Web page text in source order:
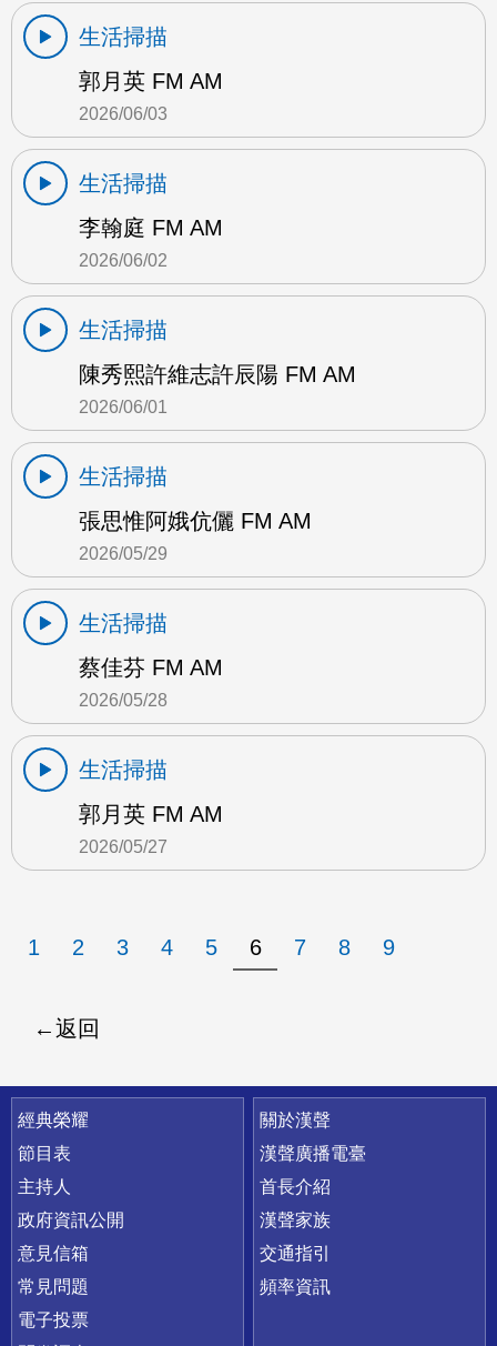
生活掃描
郭月英 FM AM
2026/06/03
生活掃描
李翰庭 FM AM
2026/06/02
生活掃描
陳秀熙許維志許辰陽 FM AM
2026/06/01
生活掃描
張思惟阿娥伉儷 FM AM
2026/05/29
生活掃描
蔡佳芬 FM AM
2026/05/28
生活掃描
郭月英 FM AM
2026/05/27
1 2 3 4 5 6 7 8 9
返回
快速連結
經典榮耀
節目表
主持人
政府資訊公開
意見信箱
常見問題
電子投票
關於漢聲
漢聲廣播電臺
首長介紹
漢聲家族
交通指引
頻率資訊